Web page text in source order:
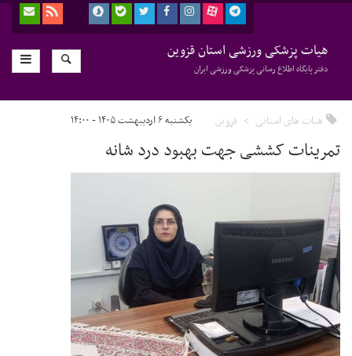
هیات پزشکی ورزشی استان قزوین
دفتر پایگاه اطلاع رسانی پزشکی ورزشی ایران
هیات های استانی قزوین یکشنبه ۶ اردیبهشت ۱۴۰۵ - ۱۴:۰۰
تمرینات کششی جهت بهبود درد شانه